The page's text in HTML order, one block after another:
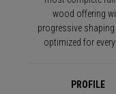
wood offering
progressive
optimized for every
PROFILE